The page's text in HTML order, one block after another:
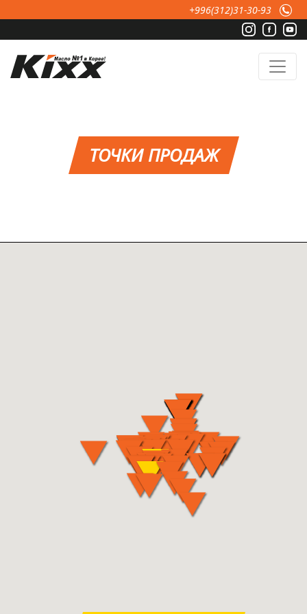
Перейти к основному содержанию+996(312)31-30-93
ТОЧКИ ПРОДАЖ